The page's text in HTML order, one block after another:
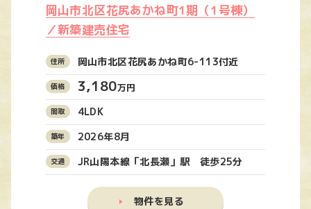
岡山市北区花尻あかね町1期（1号棟）
／新築建売住宅
岡山市北区花尻あかね町6-113付近
3,180万円
4LDK
2026年8月
JR山陽本線「北長瀬」駅 徒歩25分
物件を見る